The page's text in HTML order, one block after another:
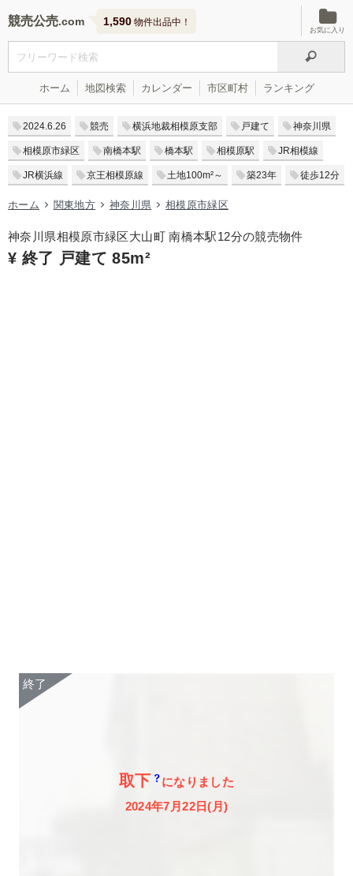
競売公売 1,590 物件出品中！
お気に入り
ホーム 地図検索 カレンダー 市区町村 ランキング
2024.6.26 競売 横浜地裁相模原支部 戸建て 神奈川県
相模原市緑区 南橋本駅 橋本駅 相模原駅 JR相模線
JR横浜線 京王相模原線 土地100m²～ 築23年 徒歩12分
ホーム 関東地方 神奈川県 相模原市緑区
神奈川県相模原市緑区大山町 南橋本駅12分の競売物件
¥ 終了 戸建て 85m²
取下
になりました
2024年7月22日(月)